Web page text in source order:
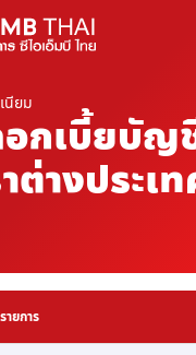
นียม
กเบี้ยบัญ
ต่างประเ
รายการ